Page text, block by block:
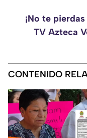
¡No te
TV Azteca
CONTENIDO